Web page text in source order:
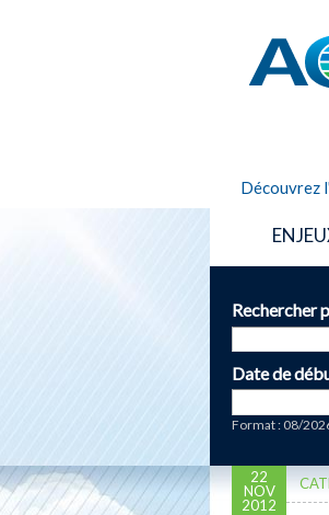
Découvrez
Rechercher
Date de
Format : 08/
22
NOV
2012